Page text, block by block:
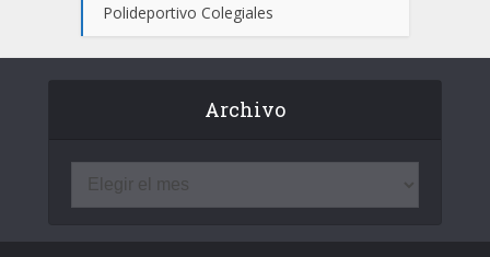
Polideportivo Colegiales
Archivo